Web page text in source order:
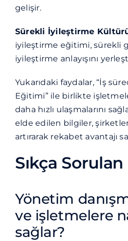
gelişir.
Sürekli İyileştirme
iyileştirme eğitimi, sürekli
iyileştirme anlayışını
Yukarıdaki faydalar, “İş
Eğitimi” ile birlikte
daha hızlı ulaşmalarını
elde edilen bilgiler,
artırarak rekabet avantajı
Sıkça
Yönetim
ve işletmelere
sağlar?